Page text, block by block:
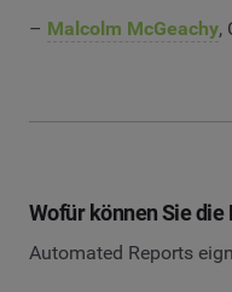
– Malcolm McGeachy,
Wofür können Sie die
Automated Reports